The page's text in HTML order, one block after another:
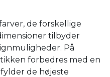
de forskellige
tilbyder
På
forbedres med en
de højeste